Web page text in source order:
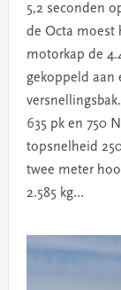
5,2 seconden
de Octa moest
motorkap de
gekoppeld aan
635 pk en 750
topsnelheid
twee meter
2.585 kg…